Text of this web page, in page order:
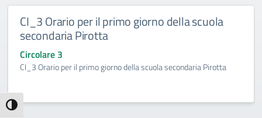
Attiva/disattiva alto contrasto
CI_3 Orario per il primo giorno della scuola
secondaria Pirotta
Circolare 3
CI_3 Orario per il primo giorno della scuola secondaria Pirotta